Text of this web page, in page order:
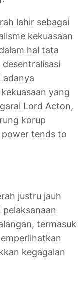
lahir sebagai
kekuasaan
hal tata
adanya
yang
Lord Acton,
korup
tends to
justru jauh
pelaksanaan
termasuk
kegagalan